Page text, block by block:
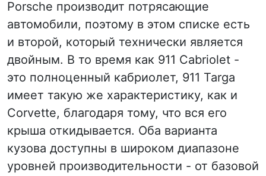
Porsche производит потрясающие
автомобили, поэтому в этом списке есть
и второй, который технически является
двойным. В то время как 911 Cabriolet -
это полноценный кабриолет, 911 Targa
имеет такую же характеристику, как и
Corvette, благодаря тому, что вся его
крыша откидывается. Оба варианта
кузова доступны в широком диапазоне
уровней производительности - от базовой